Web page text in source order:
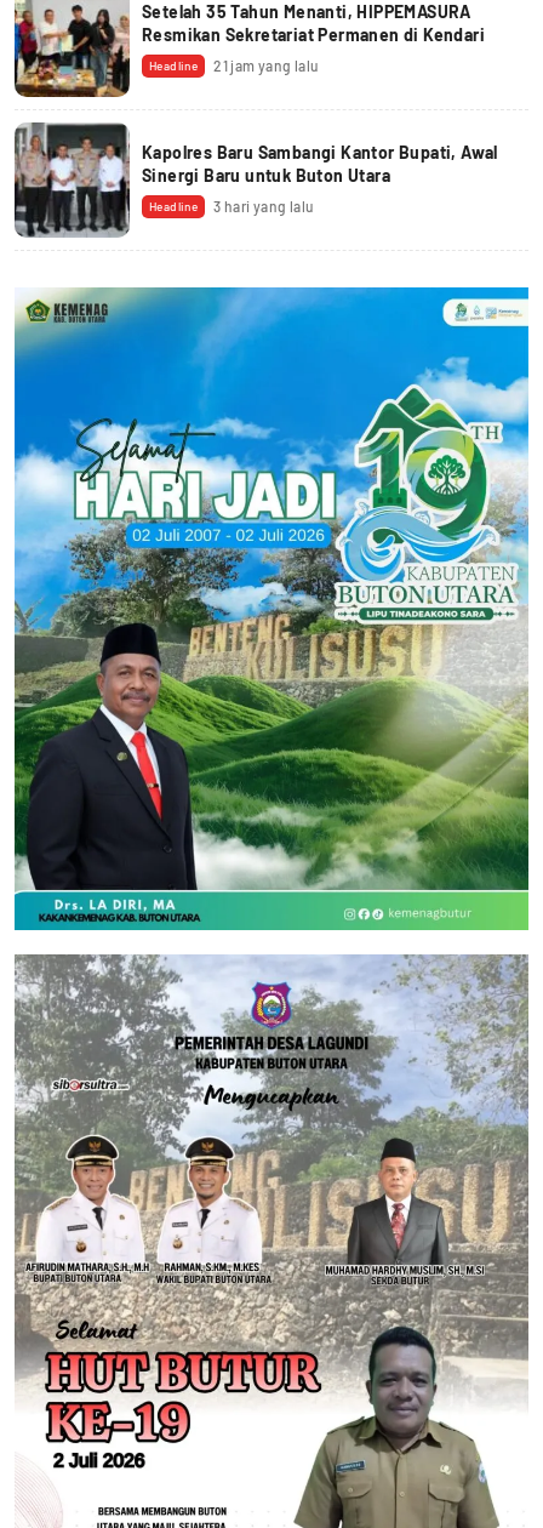
Setelah 35 Tahun Menanti, HIPPEMASURA
Resmikan Sekretariat Permanen di Kendari
Headline 21 jam yang lalu
Kapolres Baru Sambangi Kantor Bupati, Awal
Sinergi Baru untuk Buton Utara
Headline 3 hari yang lalu